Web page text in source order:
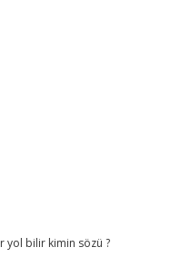
yol bilir kimin sözü ?